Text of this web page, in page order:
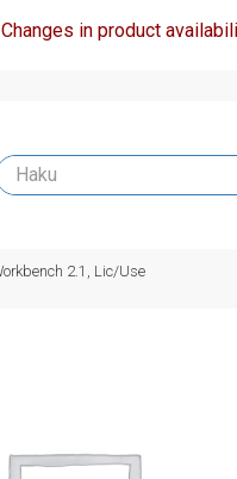
in product
2.1, Lic/Use